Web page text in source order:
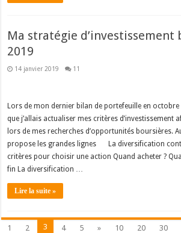
Ma stratégie d’investissement
2019
14 janvier 2019 11
Lors de mon dernier bilan de portefeuille en octobre
que j’allais actualiser mes critères d’investissement
lors de mes recherches d’opportunités boursières.
propose les grandes lignes
La diversification
critères pour choisir une action Quand acheter ?
fin La diversification …
Lire la suite »
1 2 3 4 5 » 10 20 30